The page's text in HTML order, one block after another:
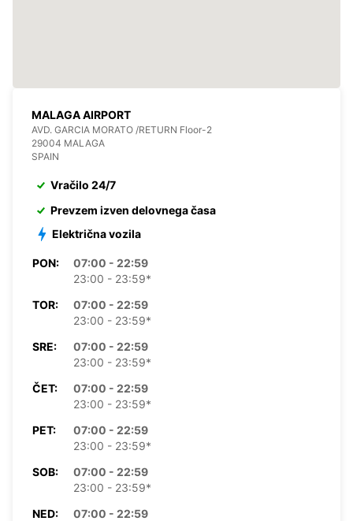
MALAGA AIRPORT
AVD. GARCIA MORATO /RETURN Floor-2
29004 MALAGA
SPAIN
Vračilo 24/7
Prevzem izven delovnega časa
Električna vozila
PON:
07:00 - 22:59
23:00 - 23:59*
TOR:
07:00 - 22:59
23:00 - 23:59*
SRE:
07:00 - 22:59
23:00 - 23:59*
ČET:
07:00 - 22:59
23:00 - 23:59*
PET:
07:00 - 22:59
23:00 - 23:59*
SOB:
07:00 - 22:59
23:00 - 23:59*
NED:
07:00 - 22:59